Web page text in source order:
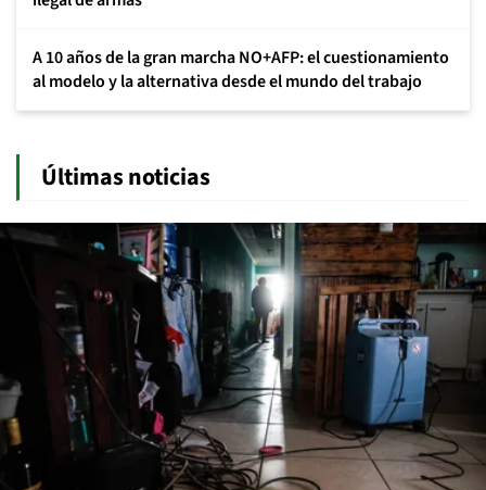
A 10 años de la gran marcha NO+AFP: el cuestionamiento
al modelo y la alternativa desde el mundo del trabajo
Últimas noticias